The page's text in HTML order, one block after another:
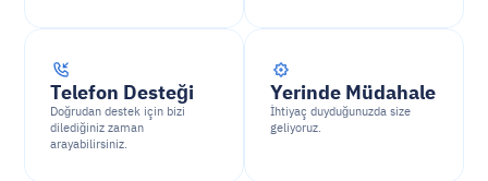
Telefon Desteği
Doğrudan destek için bizi
dilediğiniz zaman
arayabilirsiniz.
Yerinde Müdahale
İhtiyaç duyduğunuzda size
geliyoruz.